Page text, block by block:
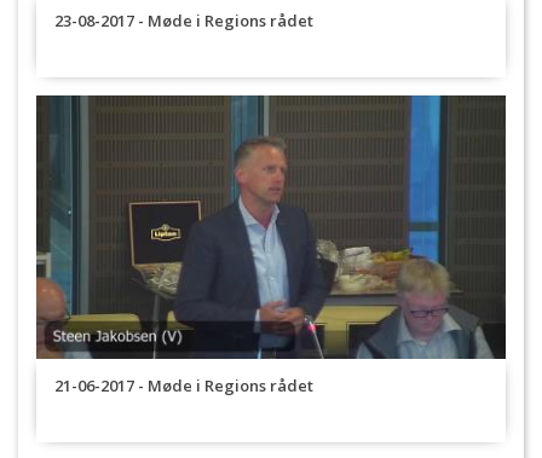
23-08-2017 - Møde i Regions rådet
21-06-2017 - Møde i Regions rådet